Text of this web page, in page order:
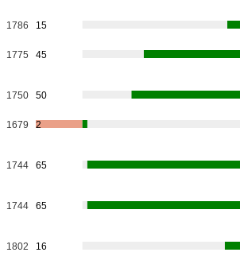
1786 15
1775 45
1750 50
1679 2
1744 65
1744 65
1802 16